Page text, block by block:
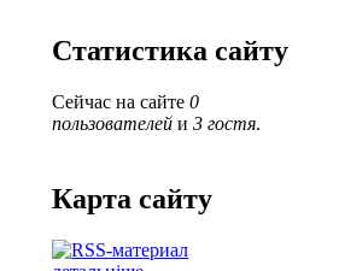
Статистика сайту
Сейчас на сайте0
пользователей и3 гостя.
Карта сайту